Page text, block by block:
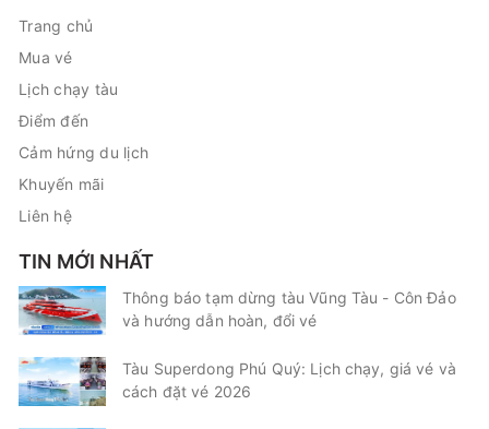
Trang chủ
Mua vé
Lịch chạy tàu
Điểm đến
Cảm hứng du lịch
Khuyến mãi
Liên hệ
TIN MỚI NHẤT
Thông báo tạm dừng tàu Vũng Tàu - Côn Đảo
và hướng dẫn hoàn, đổi vé
Tàu Superdong Phú Quý: Lịch chạy, giá vé và
cách đặt vé 2026